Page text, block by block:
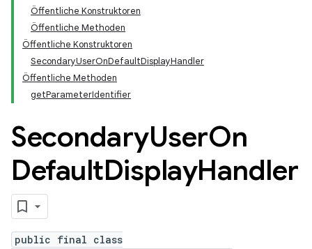
Öffentliche Konstruktoren
Öffentliche Methoden
Öffentliche Konstruktoren
SecondaryUserOnDefaultDisplayHandler
Öffentliche Methoden
getParameterIdentifier
SecondaryUserOn
DefaultDisplayHandler
public final class